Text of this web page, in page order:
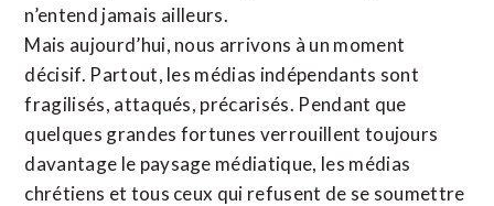
n’entend jamais ailleurs.
Mais aujourd’hui, nous arrivons à un moment
décisif. Partout, les médias indépendants sont
fragilisés, attaqués, précarisés. Pendant que
quelques grandes fortunes verrouillent toujours
davantage le paysage médiatique, les médias
chrétiens et tous ceux qui refusent de se soumettre